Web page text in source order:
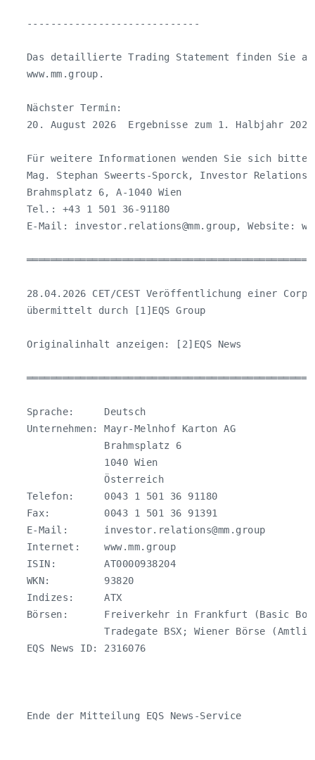
   -----------------------------
Das detaillierte Trading Statement finden Sie
   www.mm.group.
   Nächster Termin:
   20. August 2026  Ergebnisse zum 1. Halbjahr 2026
Für weitere Informationen wenden Sie sich bitte
Mag. Stephan Sweerts-Sporck, Investor
   Brahmsplatz 6, A-1040 Wien
   Tel.: +43 1 501 36-91180
   E-Mail:
investor.relations@mm.group, Website:
28.04.2026 CET/CEST Veröffentlichung einer
   übermittelt durch [1]EQS Group
   Originalinhalt anzeigen: [2]EQS News
   Sprache:     Deutsch
   Unternehmen: Mayr-Melnhof Karton AG
                Brahmsplatz 6
                1040 Wien
                Österreich
   Telefon:     0043 1 501 36 91180
   Fax:         0043 1 501 36 91391
   E-Mail:
investor.relations@mm.group
   Internet:    www.mm.group
   ISIN:        AT0000938204
   WKN:         93820
   Indizes:     ATX
Börsen:      Freiverkehr in Frankfurt (Basic
Tradegate BSX; Wiener Börse
   EQS News ID: 2316076
   Ende der Mitteilung EQS News-Service